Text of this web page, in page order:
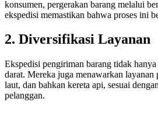
konsumen, pergerakan barang melalui
ekspedisi memastikan bahwa proses ini
2. Diversifikasi Layanan
Ekspedisi pengiriman barang tidak
darat. Mereka juga menawarkan layanan
laut, dan bahkan kereta api, sesuai
pelanggan.